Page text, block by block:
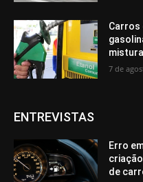
Carros
7 de
ENTREVISTAS
Erro
de